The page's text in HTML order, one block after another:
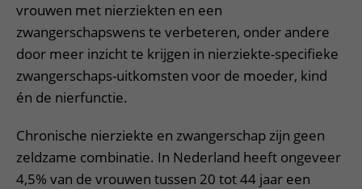
vrouwen met nierziekten en een
zwangerschapswens te verbeteren, onder andere
door meer inzicht te krijgen in nierziekte-specifieke
zwangerschaps-uitkomsten voor de moeder, kind
én de nierfunctie.
Chronische nierziekte en zwangerschap zijn geen
zeldzame combinatie. In Nederland heeft ongeveer
4,5% van de vrouwen tussen 20 tot 44 jaar een